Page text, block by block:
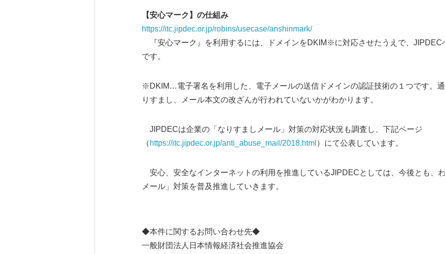
【安心マーク】の仕組み
https://itc.jipdec.or.jp/robins/usecase/anshinmark/
『安心マーク』を利用するには、ドメインをDKIM※に対応させたうえで、JIPDEC
です。
※DKIM…電子署名を利用した、電子メールの送信ドメインの認証技術の１つです。
りすまし、メール本文の改ざんが行われていないかがわかります。
JIPDECは企業の「なりすましメール」対策の対応状況も調査し、下記ページ
（ https://itc.jipdec.or.jp/anti_abuse_mail/2018.html ）にて公表しています。
安心、安全なインターネットの利用を推進しているJIPDECとしては、今後とも、
メール」対策を普及推進していきます。
◆本件に関するお問い合わせ先◆
一般財団法人日本情報経済社会推進協会
Japanese
English